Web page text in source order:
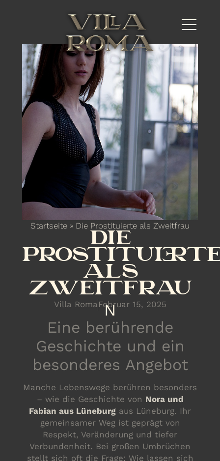
Startseite » Die Prostituierte als Zweitfrau
DIE
ALS
ZWEITFRAU
Villa Roma Februar 15, 2025
N
Eine berührende
Geschichte und ein
besonderes Angebot
Manche Lebenswege berühren besonders
– wie die Geschichte von Nora und
Fabian aus Lüneburg aus Lüneburg. Ihr
gemeinsamer Weg ist geprägt von
Respekt, Veränderung und tiefer
Verbundenheit. Bei großen Umbrüchen
stellt sich oft die Frage: Wie lassen sich